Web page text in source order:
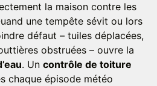
la maison contre les
une tempête sévit ou lors
défaut – tuiles déplacées,
obstruées – ouvre la
. Un contrôle de toiture
chaque épisode météo